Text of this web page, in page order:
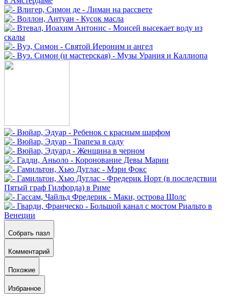
Собрать пазл
Комментарий
Похожие
Избранное